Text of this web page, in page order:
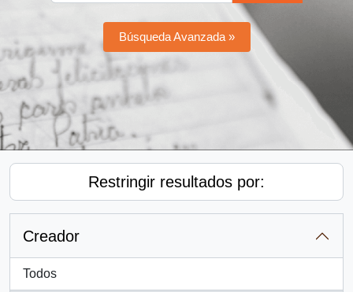
Búsqueda Avanzada »
Restringir resultados por:
Creador
Todos